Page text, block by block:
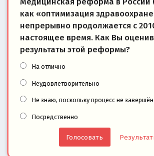
как «оптимизация
непрерывно продолжается с
настоящее время. Как Вы
результаты этой реформы?
На отлично
Неудовлетворительно
Не знаю, поскольку процесс не завершён
Посредственно